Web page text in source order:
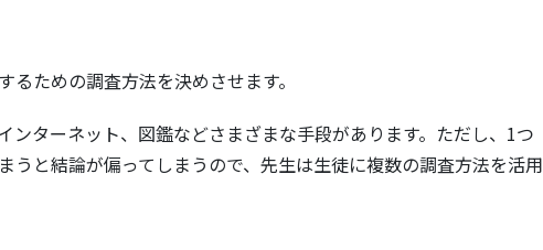
ための調査方法を決めさせます。
ンターネット、図鑑などさまざまな手段があります。ただし、1つ
うと結論が偏ってしまうので、先生は生徒に複数の調査方法を活用